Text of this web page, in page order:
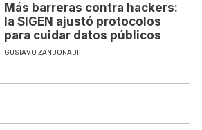
Más barreras contra hackers:
la SIGEN ajustó protocolos
para cuidar datos públicos
GUSTAVO ZANDONADI